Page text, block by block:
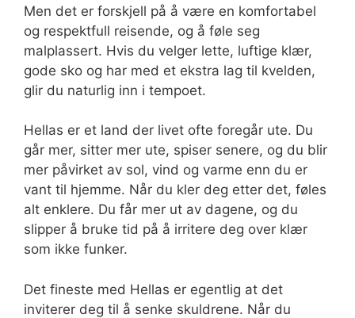
Men det er forskjell på å være en komfortabel
og respektfull reisende, og å føle seg
malplassert. Hvis du velger lette, luftige klær,
gode sko og har med et ekstra lag til kvelden,
glir du naturlig inn i tempoet.
Hellas er et land der livet ofte foregår ute. Du
går mer, sitter mer ute, spiser senere, og du blir
mer påvirket av sol, vind og varme enn du er
vant til hjemme. Når du kler deg etter det, føles
alt enklere. Du får mer ut av dagene, og du
slipper å bruke tid på å irritere deg over klær
som ikke funker.
Det fineste med Hellas er egentlig at det
inviterer deg til å senke skuldrene. Når du